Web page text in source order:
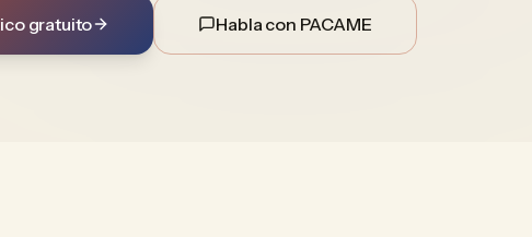
gratuito Habla con PACAME